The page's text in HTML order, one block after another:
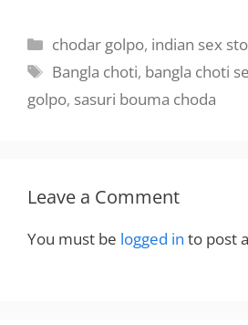
Categories
chodar golpo, indian sex
Tags
Bangla choti, bangla choti
golpo, sasuri bouma choda
Leave a Comment
You must be logged in to post